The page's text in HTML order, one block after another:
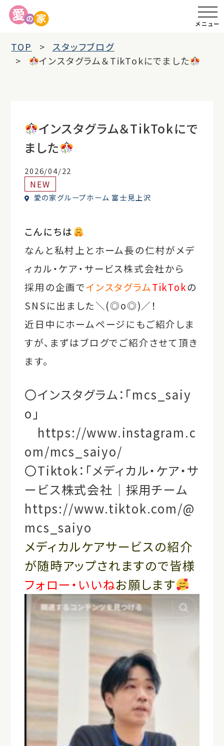
メニュー
TOP
スタッフブログ
インスタグラム＆TikTokにでました
インスタグラム＆TikTokにで
ました
2026/04/22
NEW
愛の家グループホーム 富士見上沢
こんにちは
なんと私村上とホーム長の仁村がメデ
ィカル・ケア・サービス株式会社から
採用の企画でインスタグラムTikTokの
SNSに出ました＼(◎o◎)／！
近日中にホームページにもご紹介しま
すが、まずはブログでご紹介させて頂き
ます。
〇インスタグラム：「mcs_saiy
o」
https://www.instagram.c
om/mcs_saiyo/
〇Tiktok：「メディカル・ケア・サ
ービス株式会社｜採用チーム
https://www.tiktok.com/@
mcs_saiyo
メディカルケアサービスの紹介
が随時アップされますので皆様
フォロー・いいねお願します